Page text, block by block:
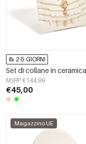
2-5 GIORNI
MSRP €144,99
€45,00
Magazzino UE